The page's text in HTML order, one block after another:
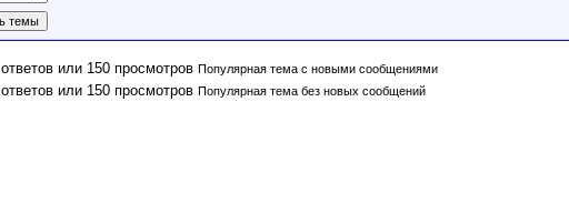
Популярная тема с новыми сообщениями
Популярная тема без новых сообщений